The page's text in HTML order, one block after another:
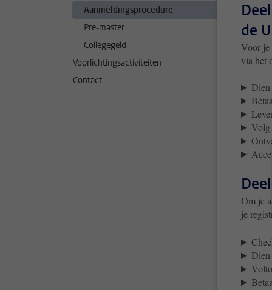
Aanmeldingsprocedure
Pre-master
Collegegeld
Voorlichtingsactiviteiten
Contact
de
Voor je
via het
Volg
Om je
je
Dien